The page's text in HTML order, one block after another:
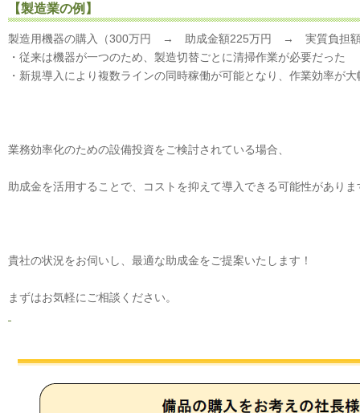
【製造業の例 】
製造用機器の購入（300万円 → 助成金額225万円 → 実質負担
・従来は機器が一つのため、製造切替ごとに清掃作業が必要だった
・新規導入により複数ラインの同時稼働が可能となり、作業効率が
業務効率化のための設備投資をご検討されている場合、
助成金を活用することで、コストを抑えて導入できる可能性がありま
貴社の状況をお伺いし、最適な助成金をご提案いたします！
まずはお気軽にご相談ください。